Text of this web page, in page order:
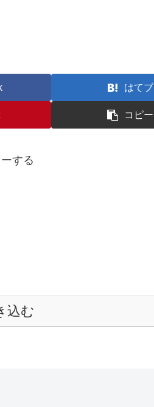
はてブ
コピー
する
込む